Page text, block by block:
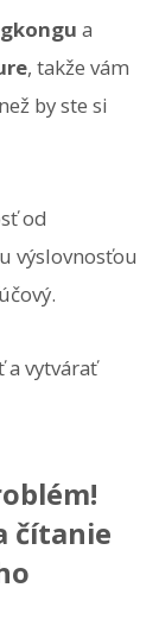
a
, takže vám
by ste si
od
výslovnosťou
a vytvárať
čítanie